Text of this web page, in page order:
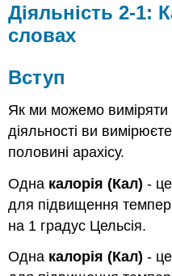
Діяльність 2-1:
словах
Вступ
Як ми можемо виміряти
діяльності ви
половині арахісу.
Одна калорія (Кал) -
для підвищення
на 1 градус Цельсія.
Одна калорія (Кал) -